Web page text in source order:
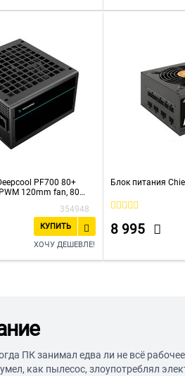
PF700 80+
120mm fan, 80
354948
КУПИТЬ
ХОЧУ ДЕШЕВЛЕ!
Блок питания
8 995
ПК занимал едва ли не всё
как пылесос, злоупотреблял